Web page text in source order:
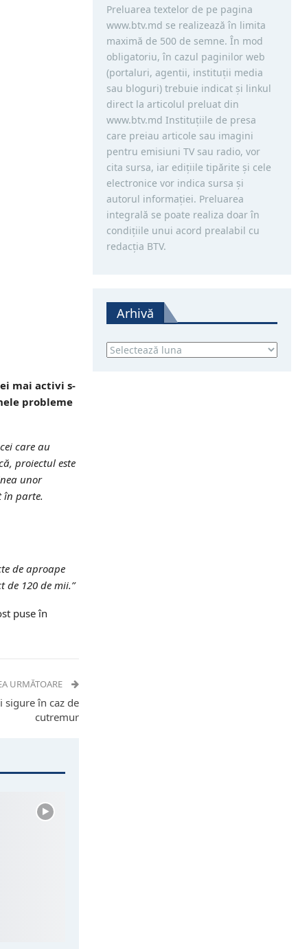
mai activi s-
probleme
care au
proiectul este
unor
în parte.
de aproape
120 de mii.”
puse în
URMĂTOARE
sigure în caz de
cutremur
Preluarea textelor de pe pagina
www.btv.md se realizează în limita
maximă de 500 de semne. În mod
obligatoriu, în cazul paginilor web
(portaluri, agentii, instituţii media
sau bloguri) trebuie indicat şi linkul
direct la articolul preluat din
www.btv.md Instituţiile de presa
care preiau articole sau imagini
pentru emisiuni TV sau radio, vor
cita sursa, iar ediţiile tipărite și cele
electronice vor indica sursa şi
autorul informaţiei. Preluarea
integrală se poate realiza doar în
condiţiile unui acord prealabil cu
redacţia BTV.
Arhivă
Arhivă